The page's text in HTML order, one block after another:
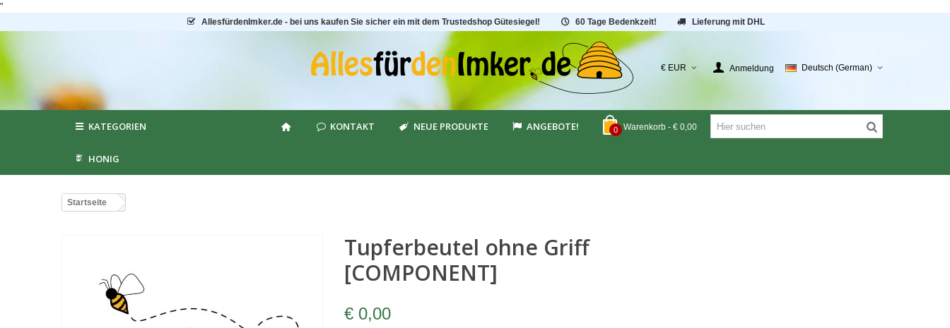
"
AllesfürdenImker.de - bei uns kaufen Sie sicher ein mit dem Trustedshop Gütesiegel!
60 Tage Bedenkzeit! Lieferung mit DHL
€ EUR Anmeldung Deutsch (German)
0 Warenkorb - € 0,00
KATEGORIEN KONTAKT NEUE PRODUKTE ANGEBOTE!
HONIG
Startseite
Tupferbeutel ohne Griff
[COMPONENT]
€ 0,00